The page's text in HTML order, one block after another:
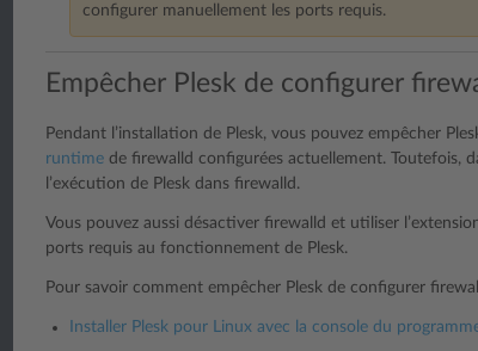
configurer manuellement les ports requis.
Empêcher Plesk de configurer
Pendant l’installation de Plesk, vous pouvez empêcher
runtime de firewalld configurées actuellement. Toutefois,
l’exécution de Plesk dans firewalld.
Vous pouvez aussi désactiver firewalld et utiliser
ports requis au fonctionnement de Plesk.
Pour savoir comment empêcher Plesk de configurer
Installer Plesk pour Linux avec la console du